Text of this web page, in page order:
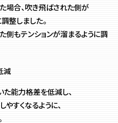
場合、吹き飛ばされた側が
整しました。
側もテンションが溜まるように調
減
た能力格差を低減し、
すくなるように、